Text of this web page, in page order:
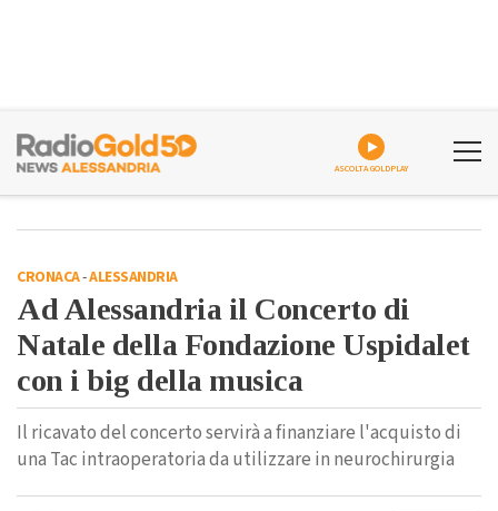
ASCOLTA GOLDPLAY
CRONACA-ALESSANDRIA
Ad Alessandria il Concerto di
Natale della Fondazione Uspidalet
con i big della musica
Il ricavato del concerto servirà a finanziare l'acquisto di
una Tac intraoperatoria da utilizzare in neurochirurgia